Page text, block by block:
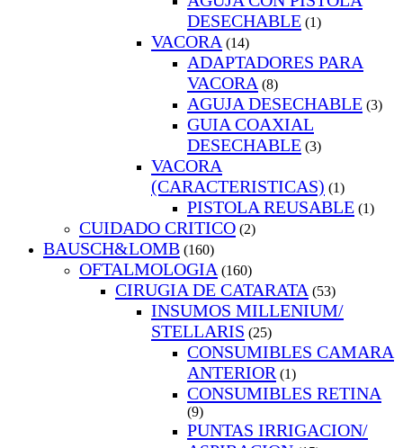
DESECHABLE (1)
VACORA (14)
ADAPTADORES PARA
VACORA (8)
AGUJA DESECHABLE (3)
GUIA COAXIAL
DESECHABLE (3)
VACORA
(CARACTERISTICAS) (1)
PISTOLA REUSABLE (1)
CUIDADO CRITICO (2)
BAUSCH&LOMB (160)
OFTALMOLOGIA (160)
CIRUGIA DE CATARATA (53)
INSUMOS MILLENIUM/
STELLARIS (25)
CONSUMIBLES CAMARA
ANTERIOR (1)
CONSUMIBLES RETINA
(9)
PUNTAS IRRIGACION/